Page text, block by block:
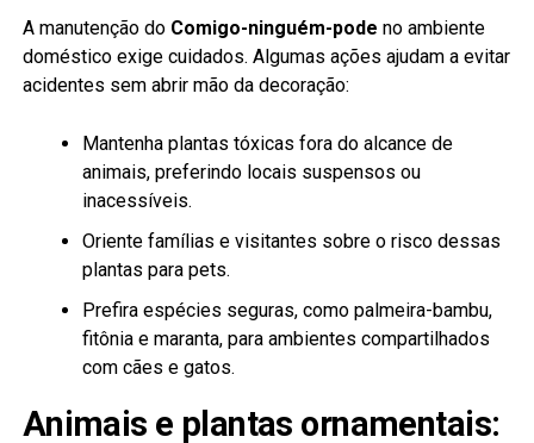
A manutenção do Comigo-ninguém-pode no ambiente
doméstico exige cuidados. Algumas ações ajudam a evitar
acidentes sem abrir mão da decoração:
Mantenha plantas tóxicas fora do alcance de
animais, preferindo locais suspensos ou
inacessíveis.
Oriente famílias e visitantes sobre o risco dessas
plantas para pets.
Prefira espécies seguras, como palmeira-bambu,
fitônia e maranta, para ambientes compartilhados
com cães e gatos.
Animais e plantas ornamentais: